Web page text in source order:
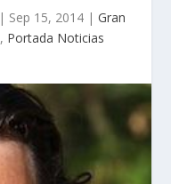
| Sep 15, 2014 | Gran
, Portada Noticias